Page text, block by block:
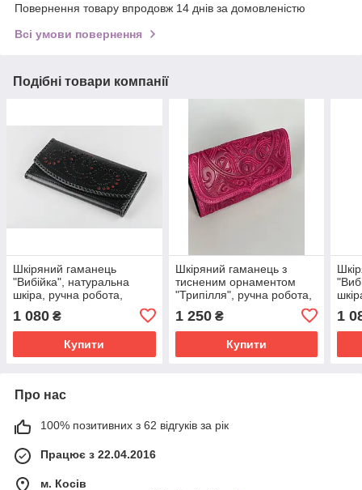
Повернення товару впродовж 14 днів за домовленістю
Всі умови повернення
Подібні товари компанії
Шкіряний гаманець
"Вибійка", натуральна
шкіра, ручна робота,
чорного кольору, 20х10 см
1 080 ₴
Купити
Шкіряний гаманець з
тисненим орнаментом
"Трипілля", ручна робота,
рожевого кольору, 20х10
см
1 250₴
Купити
см
1
Про нас
100% позитивних з 62 відгуків за рік
Працює з 22.04.2016
м. Косів